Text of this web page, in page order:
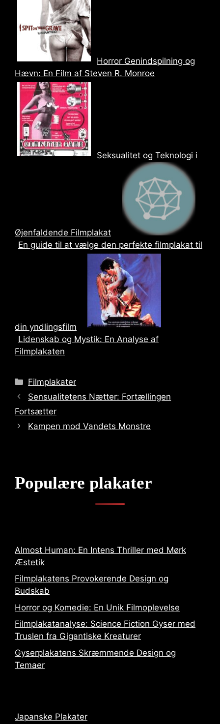
Horror Genindspilning og
Hævn: En Film af Steven R. Monroe
Seksualitet og Teknologi i
Øjenfaldende Filmplakat
En guide til at vælge den perfekte filmplakat til
din yndlingsfilm
Lidenskab og Mystik: En Analyse af
Filmplakaten
Categories
Filmplakater
Sensualitetens Nætter: Fortællingen
Fortsætter
Kampen mod Vandets Monstre
Populære plakater
Almost Human: En Intens Thriller med Mørk
Æstetik
Filmplakatens Provokerende Design og
Budskab
Horror og Komedie: En Unik Filmoplevelse
Filmplakatanalyse: Science Fiction Gyser med
Truslen fra Gigantiske Kreaturer
Gyserplakatens Skræmmende Design og
Temaer
Japanske Plakater